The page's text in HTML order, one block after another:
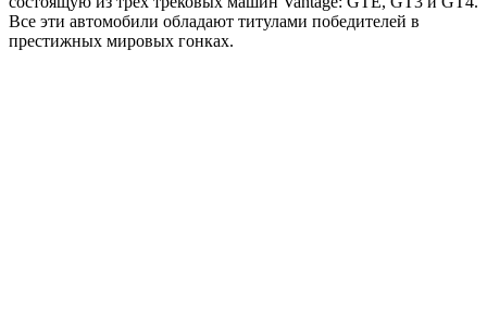
Все эти автомобили обладают титулами победителей в
престижных мировых гонках.